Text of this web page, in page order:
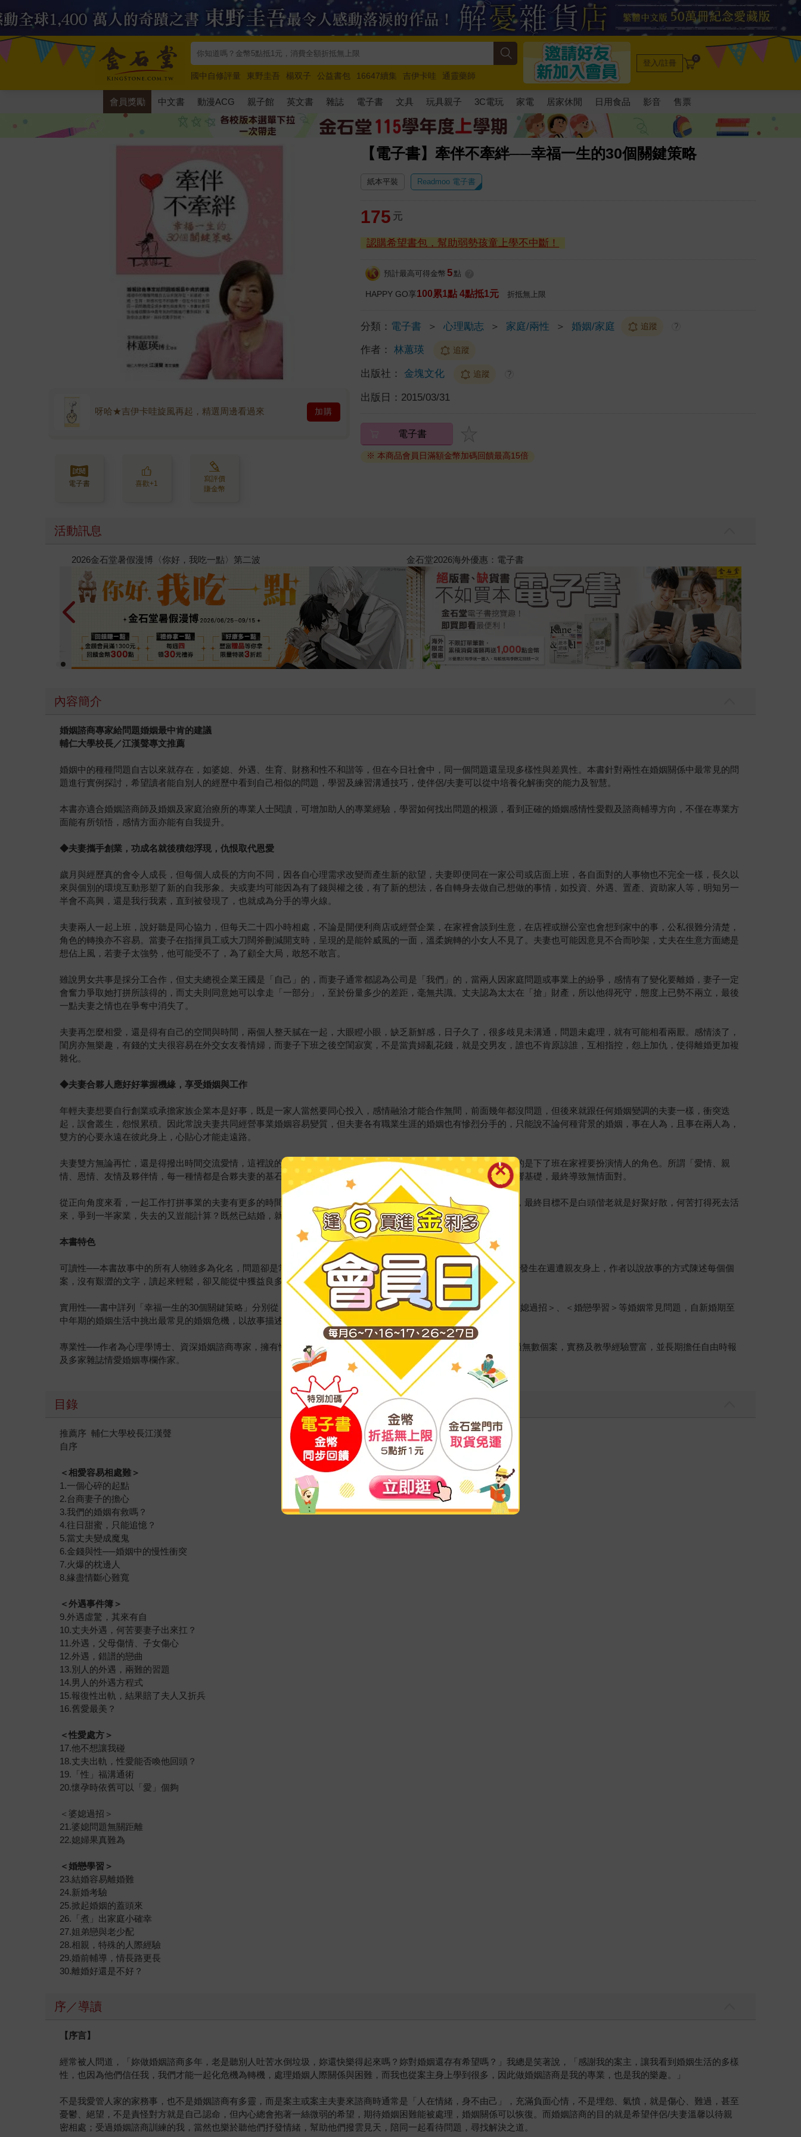
國中自修評量 東野圭吾 楊双子 公益書包 16647續集 吉伊卡哇
通靈藥師
唯紅花綻放
奧德賽 路邊攤新作 馬斯克 玩具總動員5 超慢跑
登入/註冊 0
會員獎勵 中文書 動漫ACG 親子館 英文書 雜誌 電子書 文具 玩具親子 3C電玩 家電 居家休閒 日用食品 影音 售票
【電子書】牽伴不牽絆──幸福一生的30個關鍵策略
呀哈★吉伊卡哇旋風再起，精選周邊看過來 加購
電子書 喜歡+1
寫評價
賺金幣
紙本平裝 Readmoo 電子書
175 元
認購希望書包，幫助弱勢孩童上學不中斷！
預計最高可得金幣 5 點
HAPPY GO享100累1點 4點抵1元 折抵無上限
分類： 電子書 ＞ 心理勵志 ＞ 家庭/兩性 ＞ 婚姻/家庭 追蹤 ?
作者： 林蕙瑛 追蹤
出版社： 金塊文化 追蹤 ?
出版日： 2015/03/31
電子書
※ 本商品會員日滿額金幣加碼回饋最高15倍
活動訊息
春光ｘ奇幻基地｜全書系展 2026金石堂暑假漫博〈你好，我吃一點〉第二波
內容簡介
婚姻諮商專家給問題婚姻最中肯的建議
輔仁大學校長／江漢聲專文推薦
婚姻中的種種問題自古以來就存在，如婆媳、外遇、生育、財務和性不和諧等，但在今日社會中，同一個問題還呈現多樣性與差異性。本書針對兩性在婚姻關係中最常見的問
題進行實例探討，希望讀者能自別人的經歷中看到自己相似的問題，學習及練習溝通技巧，使伴侶/夫妻可以從中培養化解衝突的能力及智慧。
本書亦適合婚姻諮商師及婚姻及家庭治療所的專業人士閱讀，可增加助人的專業經驗，學習如何找出問題的根源，看到正確的婚姻感情性愛觀及諮商輔導方向，不僅在專業方
面能有所領悟，感情方面亦能有自我提升。
◆夫妻攜手創業，功成名就後積怨浮現，仇恨取代恩愛
歲月與經歷真的會令人成長，但每個人成長的方向不同，因各自心理需求改變而產生新的欲望，夫妻即便同在一家公司或店面上班，各自面對的人事物也不完全一樣，長久以
來與個別的環境互動形塑了新的自我形象。夫或妻均可能因為有了錢與權之後，有了新的想法，各自轉身去做自己想做的事情，如投資、外遇、置產、資助家人等，明知另一
半會不高興，還是我行我素，直到被發現了，也就成為分手的導火線。
夫妻兩人一起上班，說好聽是同心協力，但每天二十四小時相處，不論是開便利商店或經營企業，在家裡會談到生意，在店裡或辦公室也會想到家中的事，公私很難分清楚，
角色的轉換亦不容易。當妻子在指揮員工或大刀闊斧刪減開支時，呈現的是能幹威風的一面，溫柔婉轉的小女人不見了。夫妻也可能因意見不合而吵架，丈夫在生意方面總是
想佔上風，若妻子太強勢，他可能受不了，為了顧全大局，敢怒不敢言。
雖說男女共事是採分工合作，但丈夫總視企業王國是「自己」的，而妻子通常都認為公司是「我們」的，當兩人因家庭問題或事業上的紛爭，感情有了變化要離婚，妻子一定
會奮力爭取她打拼所該得的，而丈夫則同意她可以拿走「一部分」，至於份量多少的差距，毫無共識。丈夫認為太太在「搶」財產，所以他得死守，態度上已勢不兩立，最後
一點夫妻之情也在爭奪中消失了。
夫妻再怎麼相愛，還是得有自己的空間與時間，兩個人整天膩在一起，大眼瞪小眼，缺乏新鮮感，日子久了，很多歧見未溝通，問題未處理，就有可能相看兩厭。感情淡了，
閨房亦無樂趣，有錢的丈夫很容易在外交女友養情婦，而妻子下班之後空閨寂寞，不是當貴婦亂花錢，就是交男友，誰也不肯原諒誰，互相指控，怨上加仇，使得離婚更加複
雜化。
◆夫妻合夥人應好好掌握機緣，享受婚姻與工作
年輕夫妻想要自行創業或承擔家族企業本是好事，既是一家人當然要同心投入，感情融洽才能合作無間，前面幾年都沒問題，但後來就跟任何婚姻變調的夫妻一樣，衝突迭
起，誤會叢生，怨恨累積。因此常說夫妻共同經營事業婚姻容易變質，但夫妻各有職業生涯的婚姻也有慘烈分手的，只能說不論何種背景的婚姻，事在人為，且事在兩人為，
雙方的心要永遠在彼此身上，心貼心才能走遠路。
夫妻雙方無論再忙，還是得撥出時間交流愛情，這裡說的交流並不是光談情說愛，而是表達情緒、溝通想法，最重要的是下了班在家裡要扮演情人的角色。所謂「愛情、親
情、恩情、友情及夥伴情，每一種情都是合夥夫妻的基石，缺一不可，但愛情先垮掉後，其他的情也會逐漸褪色，影響基礎，最終導致無情面對。
從正向角度來看，一起工作打拼事業的夫妻有更多的時間相處、溝通，何其有幸，應好好掌握機緣，享受婚姻與工作，最終目標不是白頭偕老就是好聚好散，何苦打得死去活
來，爭到一半家業，失去的又豈能計算？既然已結婚，就該珍惜緣分，攜手到老。
本書特色
可讀性──本書故事中的所有人物雖多為化名，問題卻是常見且真實的，讀者或許不曾親身經歷，但類似的情節或許曾發生在週遭親友身上，作者以說故事的方式陳述每個個
案，沒有艱澀的文字，讀起來輕鬆，卻又能從中獲益良多。
實用性──書中詳列「幸福一生的30個關鍵策略」分別從＜相愛容易相處難＞、＜外遇事件簿＞、＜性愛處方＞、＜婆媳過招＞、＜婚戀學習＞等婚姻常見問題，自新婚期至
中年期的婚姻生活中挑出最常見的婚姻危機，以故事描述點出問題，加以重點分析與說明，並引導解決之道。
專業性──作者為心理學博士、資深婚姻諮商專家，擁有性教育師/性諮商師雙認證，擔任婚姻諮商師二十多年，輔導過無數個案，實務及教學經驗豐富，並長期擔任自由時報
及多家雜誌情愛婚姻專欄作家。
目錄
推薦序 輔仁大學校長江漢聲
自序
＜相愛容易相處難＞
1.一個心碎的起點
2.台商妻子的擔心
3.我們的婚姻有救嗎？
4.往日甜蜜，只能追憶？
5.當丈夫變成魔鬼
6.金錢與性──婚姻中的慢性衝突
7.火爆的枕邊人
8.緣盡情斷心難寬
＜外遇事件簿＞
9.外遇虛驚，其來有自
10.丈夫外遇，何苦要妻子出來扛？
11.外遇，父母傷情、子女傷心
12.外遇，錯譜的戀曲
13.別人的外遇，兩難的習題
14.男人的外遇方程式
15.報復性出軌，結果賠了夫人又折兵
16.舊愛最美？
＜性愛處方＞
17.他不想讓我碰
18.丈夫出軌，性愛能否喚他回頭？
19.「性」福溝通術
20.懷孕時依舊可以「愛」個夠
＜婆媳過招＞
21.婆媳問題無關距離
22.媳婦果真難為
＜婚戀學習＞
23.結婚容易離婚難
24.新婚考驗
25.掀起婚姻的蓋頭來
26.「煮」出家庭小確幸
27.姐弟戀與老少配
28.相親，特殊的人際經驗
29.婚前輔導，情長路更長
30.離婚好還是不好？
序／導讀
【序言】
經常被人問道，「妳做婚姻諮商多年，老是聽別人吐苦水倒垃圾，妳還快樂得起來嗎？妳對婚姻還存有希望嗎？」我總是笑著說，「感謝我的案主，讓我看到婚姻生活的多樣
性，也因為他們信任我，我們才能一起化危機為轉機，處理婚姻人際關係與困難，而我也從案主身上學到很多，因此做婚姻諮商是我的專業，也是我的樂趣。」
不是我愛管人家的家務事，也不是婚姻諮商有多靈，而是案主或案主夫妻來諮商時通常是「人在情緒，身不由己」，充滿負面心情，不是埋怨、氣憤，就是傷心、難過，甚至
憂鬱、絕望，不是責怪對方就是自己認命，但內心總會抱著一絲微弱的希望，期待婚姻困難能被處理，婚姻關係可以恢復。而婚姻諮商的目的就是希望伴侶/夫妻溫馨以待親
密相處；受過婚姻諮商訓練的我，當然也樂於聽他們抒發情緒，幫助他們撥雲見天，陪同一起看待問題，尋找解決之道。